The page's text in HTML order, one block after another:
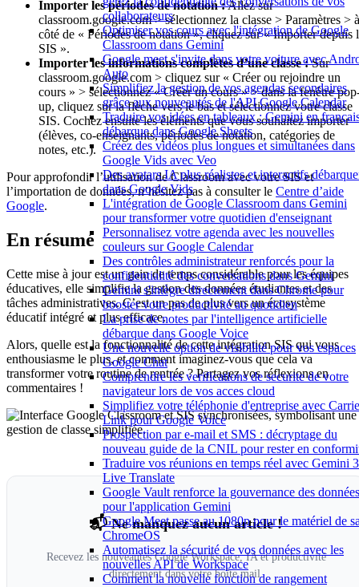
collaborateurs
Optimiser vos cours avec l'intégration de Google
Classroom dans Gemini
Google meet s'invite dans votre voiture avec
Auto
Simplifiez la gestion de vos agendas secondaires
grâce aux nouveautés de l'API Google Calendar
Traduire vos idées en tableaux : Gemini en
débarque dans Google Sheets
Créez des vidéos plus longues et simultanées dans
Google Vids avec Veo
Des avatars IA plus réalistes et interactifs
dans Google Vids
L'intégration de Google Classroom dans Gemini
pour transformer votre quotidien d'enseignant
Personnalisez votre agenda avec les nouvelles
couleurs sur Google Calendar
Des contrôles administrateur renforcés pour la
confidentialité des conversations dans Gemini
Gemini s'intègre directement dans Chrome pour
booster votre productivité au quotidien
La prise de notes par l'intelligence artificielle
débarque dans Google Voice
Une nouvelle option de visibilité pour vos espaces
Google Chat
Comprendre les verifications de securite de votre
navigateur lors de vos acces cloud
Simplifiez votre téléphonie d'entreprise avec
Link pour Google Voice
Prospection par e-mail et SMS : décryptage du
nouveau guide de la CNIL pour rester en
Traduire vos réunions en temps réel avec Gemini
Live Translate
Google Vault renforce la gouvernance des données
pour l'application Gemini
Google Meet passe au 1080p pour le matériel de
ChromeOS
Automatisez la sécurité de vos données avec les
nouvelles API de Workspace
Comment la nouvelle fonction de rangement
Importer les périodes de notation :Allez sur
classroom.google.com > sélectionnez la classe > Paramètres > à
côté de « Périodes de notation », cliquez sur « Importer depuis
SIS ».
Importer les informations complètes d’une classe :Sur
classroom.google.com > cliquez sur « Créer ou rejoindre un
cours » > sélectionnez « Créer un cours » > dans la fenêtre
up, cliquez sur la flèche vers le bas et sélectionnez votre classe
SIS. Cochez ensuite les éléments que vous souhaitez importer
(élèves, co-enseignants, périodes de notation, catégories de
notes, etc.).
Pour approfondir l’utilisation de Classroom avec votre SIS et
l’importation de données, n’hésitez pas à consulter le Centre d’aide
Google.
En résumé
Cette mise à jour est un gain de temps considérable pour les équipes
éducatives, elle simplifie la gestion des données étudiantes et des
tâches administratives. C’est un pas de plus vers un écosystème
éducatif intégré et plus efficace.
Alors, quelle est la fonctionnalité de cette intégration SIS qui vous
enthousiasme le plus, et comment imaginez-vous que cela va
transformer votre routine de rentrée ? Partagez vos réflexions en
commentaires !
📬 Ne manquez aucun article !
Recevez les nouveautés Google Workspace, IA et productivité
directement dans votre boîte mail.